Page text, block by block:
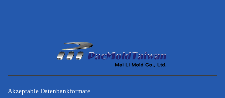
Akzeptable Datenbankformate